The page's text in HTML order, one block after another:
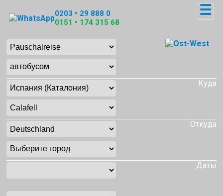
0203 • 29 888 0
0151 • 174 315 68
☰
Куда
Откуда
Даты